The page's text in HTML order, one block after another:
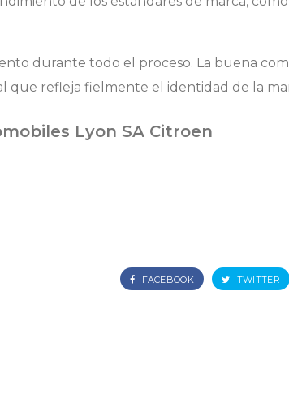
durante todo el proceso. La buena
que refleja fielmente el identidad de la
Lyon SA Citroen
FACEBOOK TWITTER